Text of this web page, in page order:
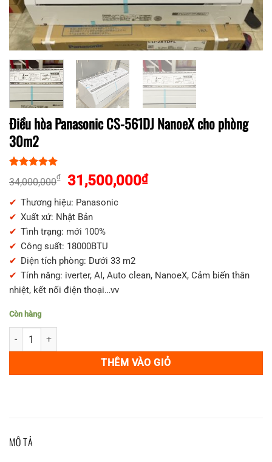
Điều hòa Panasonic CS-561DJ NanoeX cho phòng
30m2
5.00 trên 5
dựa trên
1
34,000,000₫
Giá
gốc
là:
34,000,000₫.
31,500,000₫Giá
Thương hiệu: Panasonic
Xuất xứ: Nhật Bản
Tình trạng: mới 100%
Công suất: 18000BTU
Diện tích phòng: Dưới 33 m2
Tính năng: iverter, AI, Auto clean, NanoeX, Cảm biến thân
nhiệt, kết nối điện thoại…vv
Còn hàng
Điều hòa Panasonic CS-561DJ NanoeX cho phòng 30m2 số lượng
THÊM VÀO GIỎ
MÔ TẢ